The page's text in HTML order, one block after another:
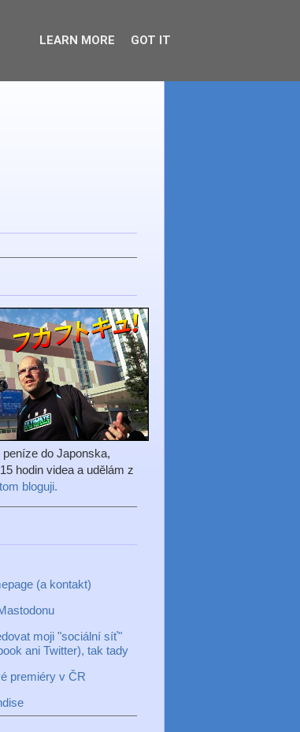
do Japonska,
hodin videa a udělám z
bloguji.
(a kontakt)
moji "sociální síť"
ani Twitter), tak tady
premiéry v ČR
LEARN MORE GOT IT